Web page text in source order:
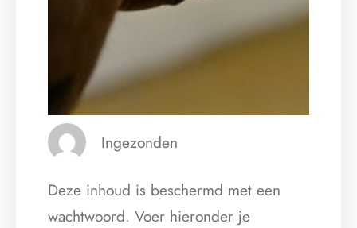
Ingezonden
Deze inhoud is beschermd met een
wachtwoord. Voer hieronder je